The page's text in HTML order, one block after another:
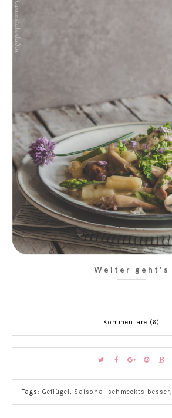
Weiter geht's
Kommentare (6)
Tags: Geflügel , Saisonal schmeckts besser,